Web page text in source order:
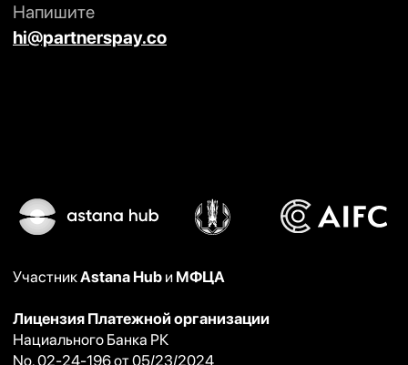
Нажимая на кнопку, вы даете согласие на обработку
персональных данных и соглашаетесь с
конфиденциальности